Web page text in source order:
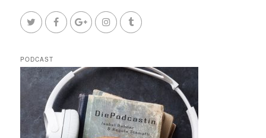
PODCAST